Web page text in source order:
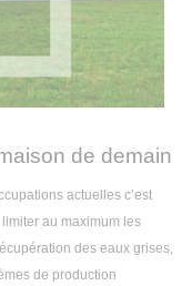
de demain
actuelles c’est
au maximum les
des eaux grises,
de production